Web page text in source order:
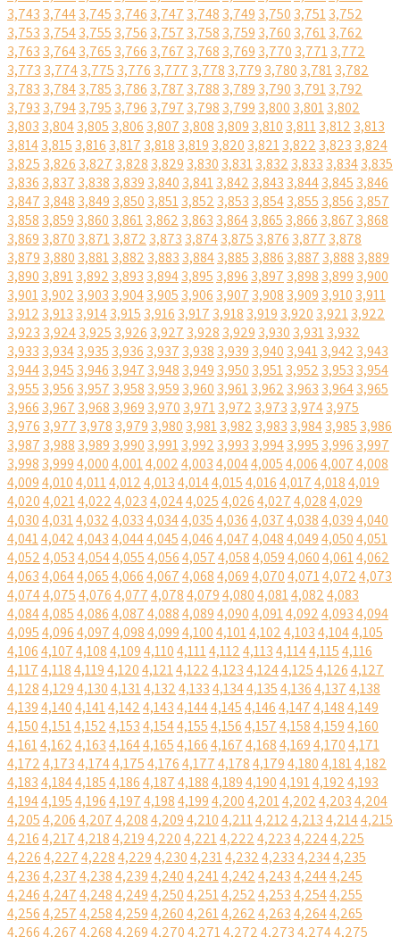
3,743 3,7443,745 3,746 3,747 3,748 3,749 3,750 3,7513,752
3,753 3,7543,755 3,756 3,757 3,758 3,759 3,760 3,7613,762
3,763 3,7643,765 3,766 3,767 3,768 3,769 3,770 3,7713,772
3,773 3,7743,775 3,776 3,777 3,778 3,779 3,780 3,7813,782
3,783 3,7843,785 3,786 3,787 3,788 3,789 3,790 3,7913,792
3,793 3,7943,795 3,796 3,797 3,798 3,799 3,800 3,8013,802
3,803 3,8043,805 3,806 3,807 3,808 3,809 3,810 3,8113,812 3,813
3,8143,815 3,816 3,817 3,818 3,819 3,820 3,8213,822 3,823 3,824
3,825 3,826 3,827 3,828 3,829 3,830 3,8313,832 3,833 3,8343,835
3,836 3,837 3,838 3,839 3,840 3,8413,842 3,843 3,8443,845 3,846
3,847 3,848 3,849 3,850 3,8513,852 3,853 3,8543,855 3,856 3,857
3,858 3,859 3,860 3,8613,862 3,863 3,8643,865 3,866 3,867 3,868
3,869 3,870 3,8713,872 3,873 3,8743,875 3,876 3,877 3,878
3,879 3,880 3,8813,882 3,883 3,8843,885 3,886 3,887 3,888 3,889
3,890 3,8913,892 3,893 3,8943,895 3,896 3,897 3,898 3,899 3,900
3,9013,902 3,903 3,9043,905 3,906 3,907 3,908 3,909 3,910 3,911
3,912 3,913 3,9143,915 3,916 3,917 3,918 3,919 3,920 3,9213,922
3,923 3,9243,925 3,926 3,927 3,928 3,929 3,930 3,9313,932
3,933 3,9343,935 3,936 3,937 3,938 3,939 3,940 3,9413,942 3,943
3,9443,945 3,946 3,947 3,948 3,949 3,950 3,9513,952 3,953 3,954
3,955 3,956 3,957 3,958 3,959 3,960 3,9613,962 3,963 3,9643,965
3,966 3,967 3,968 3,969 3,970 3,9713,972 3,973 3,9743,975
3,976 3,977 3,978 3,979 3,980 3,9813,982 3,983 3,9843,985 3,986
3,987 3,988 3,989 3,990 3,9913,992 3,993 3,9943,995 3,996 3,997
3,998 3,9994,0004,0014,0024,0034,0044,0054,0064,0074,008
4,0094,0104,0114,0124,0134,0144,0154,0164,0174,0184,019
4,0204,0214,0224,0234,0244,0254,0264,0274,0284,029
4,0304,0314,0324,0334,0344,0354,0364,0374,0384,0394,040
4,0414,0424,0434,0444,0454,0464,0474,0484,0494,0504,051
4,0524,0534,0544,0554,0564,0574,0584,0594,0604,0614,062
4,0634,0644,0654,0664,0674,0684,0694,0704,0714,0724,073
4,0744,0754,0764,0774,0784,0794,0804,0814,0824,083
4,0844,0854,0864,0874,0884,0894,0904,0914,0924,0934,094
4,0954,0964,0974,0984,0994,1004,1014,1024,1034,1044,105
4,1064,1074,1084,1094,1104,1114,1124,1134,1144,1154,116
4,1174,1184,1194,1204,1214,1224,1234,1244,1254,1264,127
4,1284,1294,1304,1314,1324,1334,1344,1354,1364,1374,138
4,1394,1404,1414,1424,1434,1444,1454,1464,1474,1484,149
4,1504,1514,1524,1534,1544,1554,1564,1574,1584,1594,160
4,1614,1624,1634,1644,1654,1664,1674,1684,1694,1704,171
4,1724,1734,1744,1754,1764,1774,1784,1794,1804,1814,182
4,1834,1844,1854,1864,1874,1884,1894,1904,1914,1924,193
4,1944,1954,1964,1974,1984,1994,2004,2014,2024,2034,204
4,2054,2064,2074,2084,2094,2104,2114,2124,2134,2144,215
4,2164,2174,2184,2194,2204,2214,2224,2234,2244,225
4,2264,2274,2284,2294,2304,2314,2324,2334,2344,235
4,2364,2374,2384,2394,2404,2414,2424,2434,2444,245
4,2464,2474,2484,2494,2504,2514,2524,2534,2544,255
4,2564,2574,2584,2594,2604,2614,2624,2634,2644,265
4,2664,2674,2684,2694,2704,2714,2724,2734,2744,275